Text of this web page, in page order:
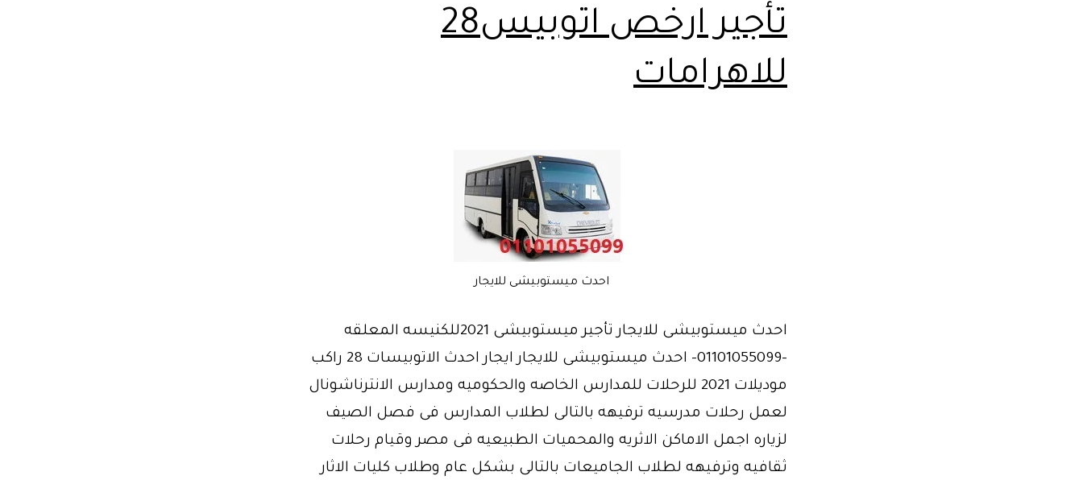
تأجير ارخص اتوبيس28
للاهرامات
احدث ميستوبيشى للايجار
احدث ميستوبيشى للايجار تأجير ميستوبيشى 2021للكنيسه المعلقه
-01101055099- احدث ميستوبيشى للايجار ايجار احدث الاتوبيسات 28 راكب
موديلات 2021 للرحلات للمدارس الخاصه والحكوميه ومدارس الانترناشونال
لعمل رحلات مدرسيه ترفيهه بالتالى لطلاب المدارس فى فصل الصيف
لزياره اجمل الاماكن الاثريه والمحميات الطبيعيه فى مصر وقيام رحلات
ثقافيه وترفيهه لطلاب الجاميعات بالتالى بشكل عام وطلاب كليات الاثار